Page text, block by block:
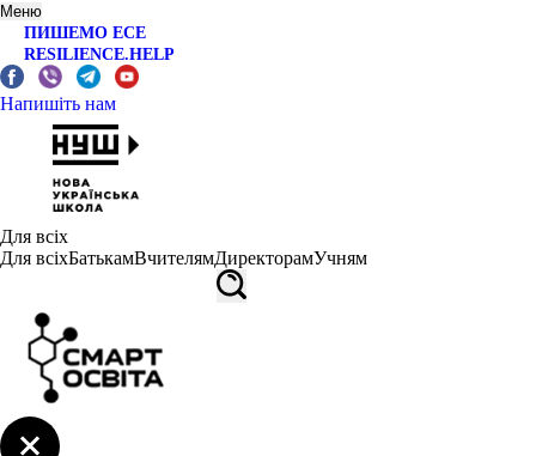
Меню
ПИШЕМО ЕСЕ
RESILIENCE.HELP
Напишіть нам
Для всіх
Для всіхБатькамВчителямДиректорамУчням